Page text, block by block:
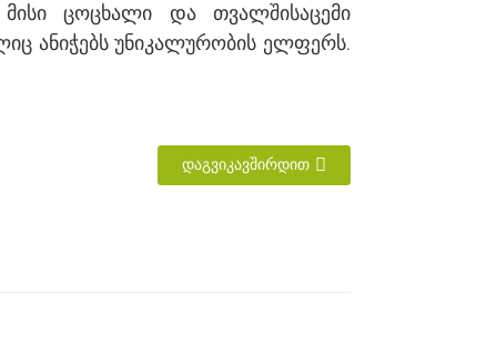
ცოცხალი და თვალშისაცემი
ანიჭებს უნიკალურობის ელფერს.
ᲓᲐᲒᲕᲘᲙᲐᲕᲨᲘᲠᲓᲘᲗ